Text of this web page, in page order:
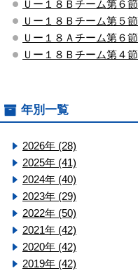
Ｕー１８Ｂチーム第６節
Ｕー１８Ｂチーム第５節
Ｕー１８Ａチーム第６節
Ｕー１８Ｂチーム第４節
年別一覧
2026年 (28)
2025年 (41)
2024年 (40)
2023年 (29)
2022年 (50)
2021年 (42)
2020年 (42)
2019年 (42)